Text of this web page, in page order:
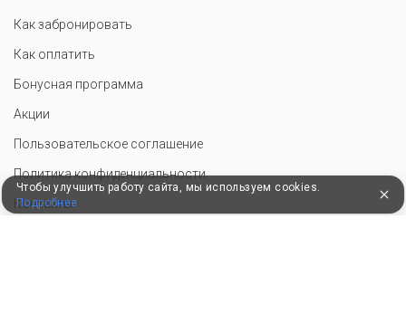
Как забронировать
Как оплатить
Бонусная программа
Акции
Пользовательское соглашение
Политика конфиденциальности
Контакты
Чтобы улучшить работу сайта, мы используем cookies.
Подробнее